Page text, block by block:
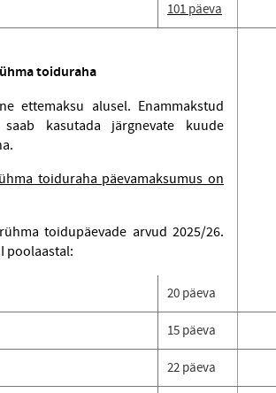
101 päeva
toiduraha
ettemaksu alusel. Enammakstud
saab kasutada järgnevate kuude
toiduraha päevamaksumus on
toidupäevade arvud 2025/26.
poolaastal:
20 päeva
15 päeva
22 päeva